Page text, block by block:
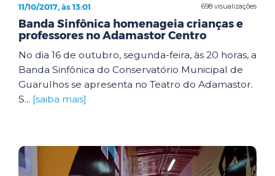
698 visualizações
11/10/2017, às 13:01
Banda Sinfônica homenageia crianças e
professores no Adamastor Centro
No dia 16 de outubro, segunda-feira, às 20 horas, a
Banda Sinfônica do Conservatório Municipal de
Guarulhos se apresenta no Teatro do Adamastor.
S... [saiba mais]